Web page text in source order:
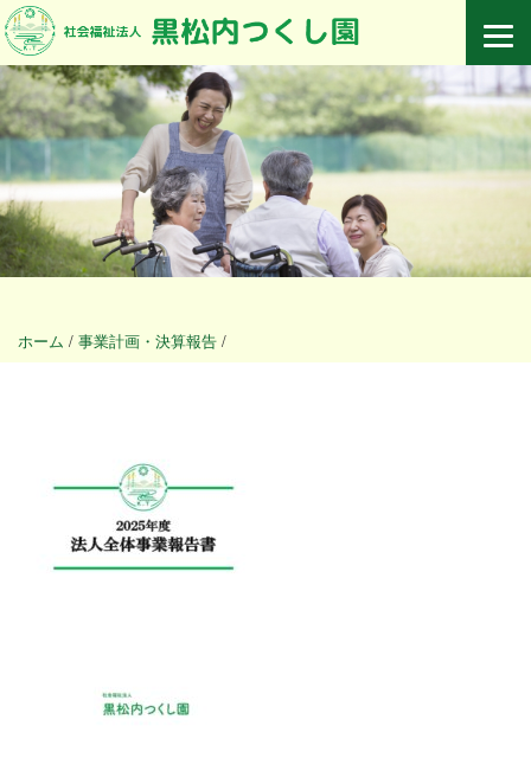
ホーム / 事業計画・決算報告 /